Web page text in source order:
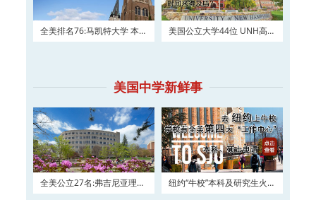
全美排名76:马凯特大学 本科
美国公立大学44位 UNH高三
美国中学新鲜事
全美公立27名:弗吉尼亚理工
纽约“牛校”本科及研究生火热